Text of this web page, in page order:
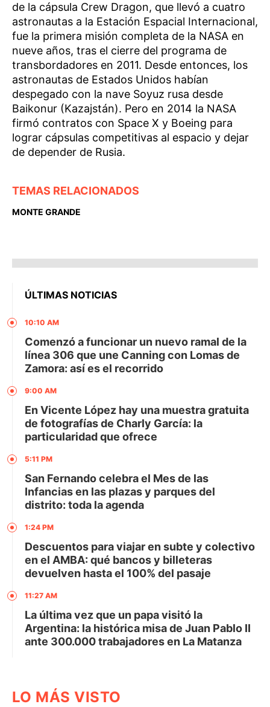
de la cápsula Crew Dragon, que llevó a cuatro
astronautas a la Estación Espacial Internacional,
fue la primera misión completa de la NASA en
nueve años, tras el cierre del programa de
transbordadores en 2011. Desde entonces, los
astronautas de Estados Unidos habían
despegado con la nave Soyuz rusa desde
Baikonur (Kazajstán). Pero en 2014 la NASA
firmó contratos con Space X y Boeing para
lograr cápsulas competitivas al espacio y dejar
de depender de Rusia.
TEMAS RELACIONADOS
MONTE GRANDE
ÚLTIMAS NOTICIAS
10:10 AM
Comenzó a funcionar un nuevo ramal de la
línea 306 que une Canning con Lomas de
Zamora: así es el recorrido
9:00 AM
En Vicente López hay una muestra gratuita
de fotografías de Charly García: la
particularidad que ofrece
5:11 PM
San Fernando celebra el Mes de las
Infancias en las plazas y parques del
distrito: toda la agenda
1:24 PM
Descuentos para viajar en subte y colectivo
en el AMBA: qué bancos y billeteras
devuelven hasta el 100% del pasaje
11:27 AM
La última vez que un papa visitó la
Argentina: la histórica misa de Juan Pablo II
ante 300.000 trabajadores en La Matanza
LO MÁS VISTO